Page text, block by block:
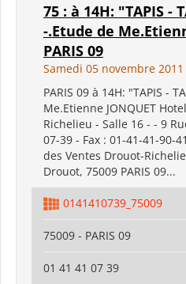
75 : à 14H: "TAPIS -
-.Etude de
PARIS 09
Samedi 05 novembre 2011
PARIS 09 à 14H: "TAPIS -
Me.Etienne JONQUET
Richelieu - Salle 16 - - 9
07-39 - Fax : 01-41-41-90-
des Ventes Drouot-
Drouot, 75009 PARIS 09...
0141410739_75009
75009 - PARIS 09
01 41 41 07 39